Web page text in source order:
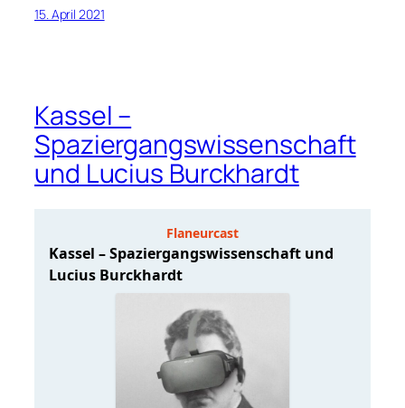
15. April 2021
Kassel –
Spaziergangswissenschaft
und Lucius Burckhardt